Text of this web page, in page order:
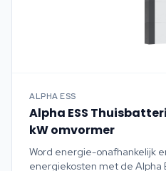
ALPHA ESS
Alpha ESS
kW omvormer
Word energie-onafhankelijk
energiekosten met de Alpha